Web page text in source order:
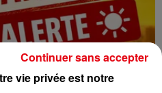
vie privée est notre
Continuer sans accepter